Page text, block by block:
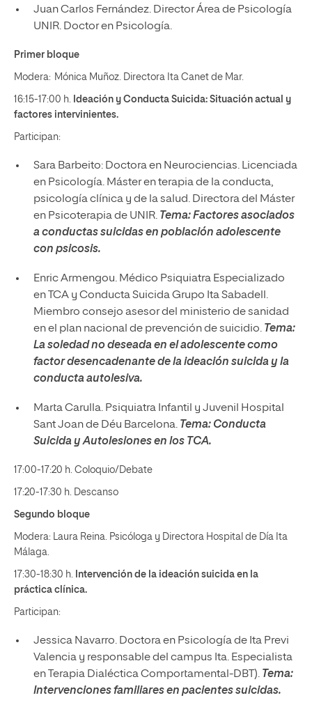
Juan Carlos Fernández. Director Área de Psicología
UNIR. Doctor en Psicología.
Primer bloque
Modera: Mónica Muñoz. Directora Ita Canet de Mar.
16:15-17:00 h. Ideación y Conducta Suicida: Situación actual y
factores intervinientes.
Participan:
Sara Barbeito: Doctora en Neurociencias. Licenciada
en Psicología. Máster en terapia de la conducta,
psicología clínica y de la salud. Directora del Máster
en Psicoterapia de UNIR. Tema:Factores asociados
a conductas suicidas en población adolescente
con psicosis.
Enric Armengou. Médico Psiquiatra Especializado
en TCA y Conducta Suicida Grupo Ita Sabadell.
Miembro consejo asesor del ministerio de sanidad
en el plan nacional de prevención de suicidio. Tema:
La soledad no deseada en el adolescente como
factor desencadenante de la ideación suicida y la
conducta autolesiva.
Marta Carulla. Psiquiatra Infantil y Juvenil Hospital
Sant Joan de Déu Barcelona. Tema: Conducta
Suicida y Autolesiones en los TCA.
17:00-17:20 h. Coloquio/Debate
17:20-17:30 h. Descanso
Segundo bloque
Modera: Laura Reina. Psicóloga y Directora Hospital de Día Ita
Málaga.
17:30-18:30 h.
Intervención de la ideación suicida en la
práctica clínica.
Participan:
Jessica Navarro. Doctora en Psicología de Ita Previ
Valencia y responsable del campus Ita. Especialista
en Terapia Dialéctica Comportamental-DBT). Tema:
Intervenciones familiares en pacientes suicidas.